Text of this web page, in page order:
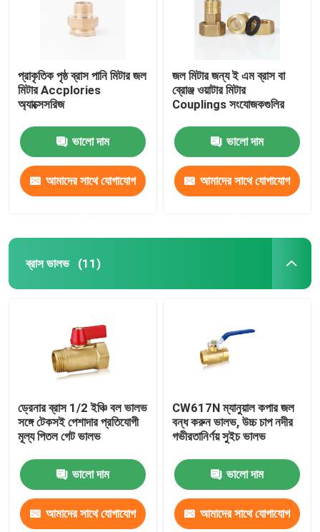
প্রাকৃতিক পৃষ্ঠ ব্রাস পানি মিটার জল
মিটার Accplories
অ্যাক্সেসরিজ
ভালো দাম
আমাদের সাথে যোগাযোগ
জল মিটার জন্য ই এম ব্রাস বা
ব্রোঞ্জ ওয়াটার মিটার
Couplings সংযোজকগুলির
ভালো দাম
আমাদের সাথে যোগাযোগ
ব্রাস ভালভ (11)
ড্রেনার ব্রাস 1/2 ইঞ্চি বল ভালভ
সঙ্গে টেকসই পেশাদার প্রতিযোগী
মূল্য পিতল গেট ভালভ
ভালো দাম
আমাদের সাথে যোগাযোগ
CW617N ম্যানুয়াল কপার জল
বন্ধ করুন ভালভ, উচ্চ চাপ নদীর
গভীরতানির্ণয় সুইচ ভালভ
ভালো দাম
আমাদের সাথে যোগাযোগ